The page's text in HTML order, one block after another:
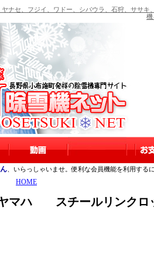
セ、フジイ、ワドー、シバウラ、石狩、ササキ
機
、いらっしゃいませ。便利な会員機能を利用する
HOME
マハ スチールリンクロ